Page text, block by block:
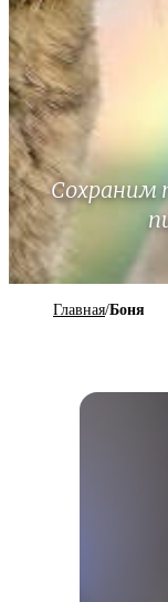
Сохраним
Главная/Боня